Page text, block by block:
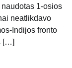
1-osios
neatlikdavo
Indijos fronto
[…]